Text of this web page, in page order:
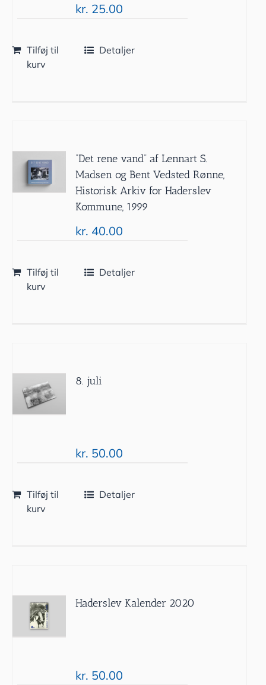
kr. 25.00
Tilføj til
kurv
Detaljer
”Det rene vand” af Lennart S.
Madsen og Bent Vedsted Rønne,
Historisk Arkiv for Haderslev
Kommune, 1999
kr. 40.00
Tilføj til
kurv
Detaljer
8. juli
kr. 50.00
Tilføj til
kurv
Detaljer
Haderslev Kalender 2020
kr. 50.00